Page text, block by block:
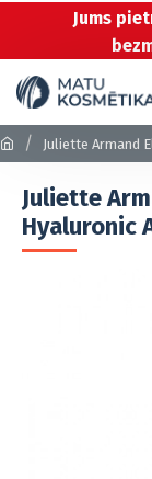
Jums
Juliette Armand
Juliette
Hyaluronic